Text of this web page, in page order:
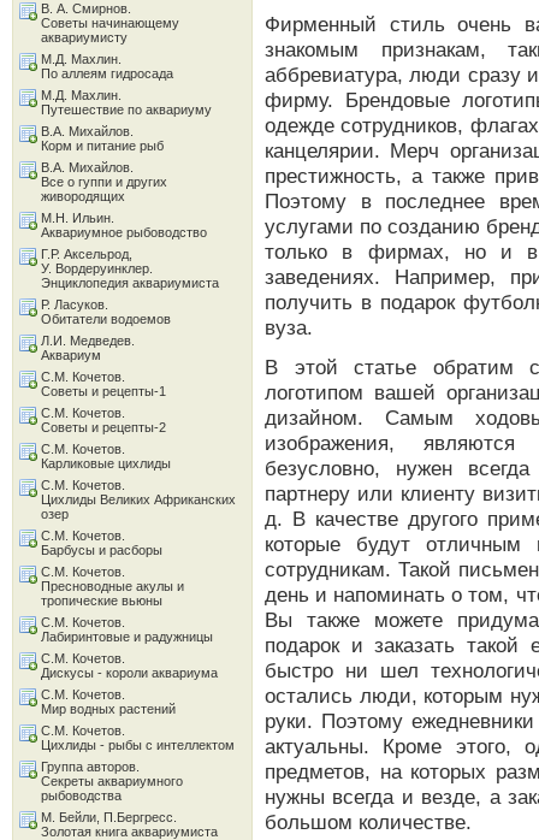
Фирменный стиль очень
знакомым признакам,
аббревиатура, люди сразу
фирму. Брендовые
одежде сотрудников,
канцелярии. Мерч
престижность, а также
Поэтому в последнее
услугами по созданию
только в фирмах, но и в
заведениях. Например,
получить в подарок
вуза.
В этой статье обратим
логотипом вашей
дизайном. Самым
изображения,
безусловно, нужен
партнеру или клиенту
д. В качестве другого
которые будут
сотрудникам. Такой
день и напоминать о том,
Вы также можете
подарок и заказать
быстро ни шел
остались люди, которым
руки. Поэтому
актуальны. Кроме этого,
предметов, на которых
нужны всегда и везде, а
большом количестве.
В. А. Смирнов.
Советы начинающему
аквариумисту
М.Д. Махлин.
По аллеям гидросада
М.Д. Махлин.
Путешествие по аквариуму
В.А. Михайлов.
Корм и питание рыб
В.А. Михайлов.
Все о гуппи и других
живородящих
М.Н. Ильин.
Аквариумное рыбоводство
Г.Р. Аксельрод,
У. Вордеруинклер.
Энциклопедия аквариумиста
Р. Ласуков.
Обитатели водоемов
Л.И. Медведев.
Аквариум
С.М. Кочетов.
Советы и рецепты-1
С.М. Кочетов.
Советы и рецепты-2
С.М. Кочетов.
Карликовые цихлиды
С.М. Кочетов.
Цихлиды Великих Африканских
озер
С.М. Кочетов.
Барбусы и расборы
С.М. Кочетов.
Пресноводные акулы и
тропические вьюны
С.М. Кочетов.
Лабиринтовые и радужницы
С.М. Кочетов.
Дискусы - короли аквариума
С.М. Кочетов.
Мир водных растений
С.М. Кочетов.
Цихлиды - рыбы с интеллектом
Группа авторов.
Секреты аквариумного
рыбоводства
М. Бейли, П.Бергресс.
Золотая книга аквариумиста